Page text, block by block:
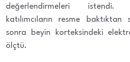
değerlendirmeleri istendi.
katılımcıların resme
sonra beyin korteksindeki
ölçtü.